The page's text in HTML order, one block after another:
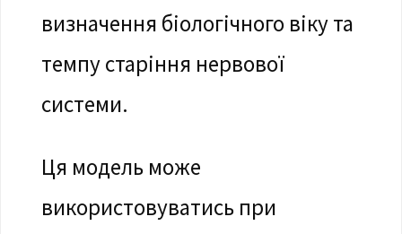
визначення біологічного віку та
темпу старіння нервової
системи.
Ця модель може
використовуватись при